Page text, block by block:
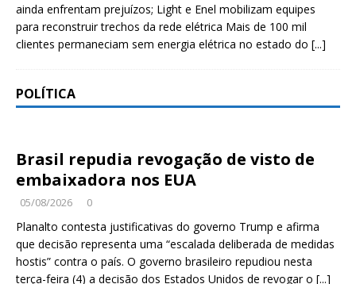
ainda enfrentam prejuízos; Light e Enel mobilizam equipes
para reconstruir trechos da rede elétrica Mais de 100 mil
clientes permaneciam sem energia elétrica no estado do [...]
POLÍTICA
Brasil repudia revogação de visto de
embaixadora nos EUA
05/08/2026 0
Planalto contesta justificativas do governo Trump e afirma
que decisão representa uma “escalada deliberada de medidas
hostis” contra o país. O governo brasileiro repudiou nesta
terça-feira (4) a decisão dos Estados Unidos de revogar o [...]